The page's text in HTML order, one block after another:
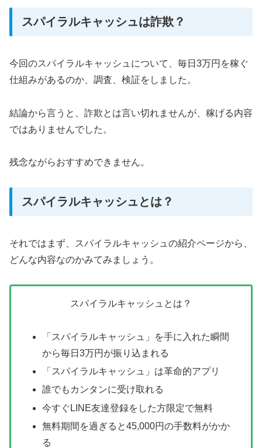
スパイラルキャッシュは詐欺？
今回のスパイラルキャッシュについて、毎日3万円を稼ぐ
仕組みがあるのか、調査、検証をしました。
結論から言うと、詐欺とは言い切れませんが、稼げる内容
ではありませんでした。
残念ながらおすすめできません。
スパイラルキャッシュとは？
それではまず、スパイラルキャッシュの紹介ページから、
どんな内容なのかみてみましょう。
スパイラルキャッシュとは？
「スパイラルキャッシュ」を手に入れた瞬間
から毎日3万円が振り込まれる
「スパイラルキャッシュ」は革命的アプリ
誰でもカンタンに受け取れる
今すぐLINE友達登録をした方限定で無料
無料期間を過ぎると45,000円の手数料がかか
る